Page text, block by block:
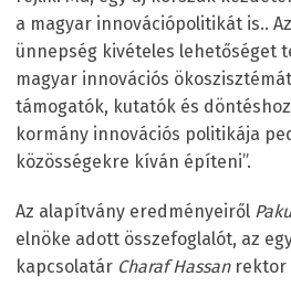
a magyar innovációpolitikát is..
ünnepség kivételes lehetőséget
magyar innovációs
támogatók, kutatók és
kormány innovációs politikája
közösségekre kíván építeni”.
Az alapítvány eredményeiről
elnöke adott összefoglalót, az
kapcsolatár Charaf Hassanrektor